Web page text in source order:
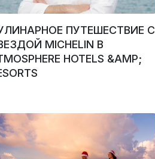
ПУТЕШЕСТВИЕ С
MICHELIN В
HOTELS &AMP;